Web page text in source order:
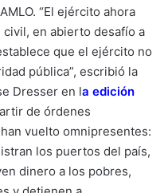
“El ejército ahora
en abierto desafío a
que el ejército no
pública”, escribió la
Dresser en la edición
de órdenes
vuelto omnipresentes:
los puertos del país,
dinero a los pobres,